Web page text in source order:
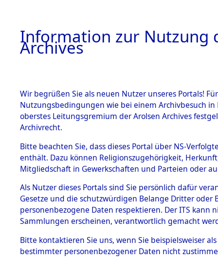
BESTÄNDE
1.
mente
5. Verschiedenes
5.3
Todesmärsche
5.3.1 Alliierte
Erhebungen
zu
0003
Information zur Nutzung
Archives
Wir begrüßen Sie als neuen Nutzer unseres Portals!
Nutzungsbedingungen wie bei einem Archivbesuch
oberstes Leitungsgremium der Arolsen Archives
Archivrecht.
Bitte beachten Sie, dass dieses Portal über NS-
enthält. Dazu können Religionszugehörigkeit,
Mitgliedschaft in Gewerkschaften und Parteien oder
Als Nutzer dieses Portals sind Sie persönlich dafür
Gesetze und die schutzwürdigen Belange Dritter
personenbezogene Daten respektieren. Der ITS
Sammlungen erscheinen, verantwortlich gemacht
Bitte kontaktieren Sie uns, wenn Sie beispielsweiser
bestimmter personenbezogener Daten nicht